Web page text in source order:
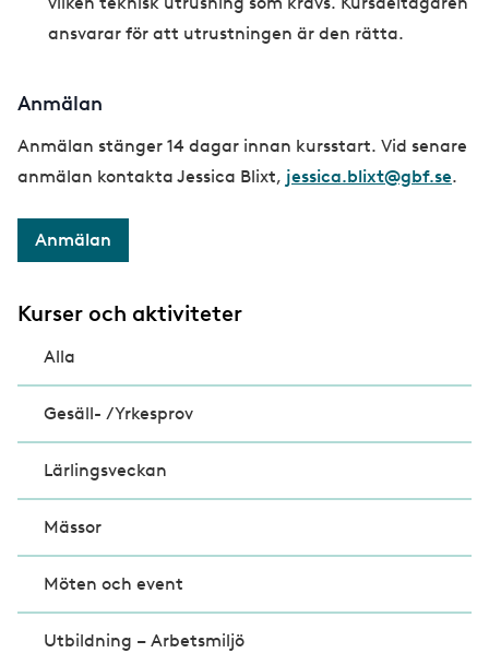
ansvarar för att utrustningen är den rätta.
Anmälan
Anmälan stänger 14 dagar innan kursstart. Vid senare
anmälan kontakta Jessica Blixt, jessica.blixt@gbf.se.
Anmälan
Kurser och aktiviteter
Alla
Gesäll- /Yrkesprov
Lärlingsveckan
Mässor
Möten och event
Utbildning – Arbetsmiljö